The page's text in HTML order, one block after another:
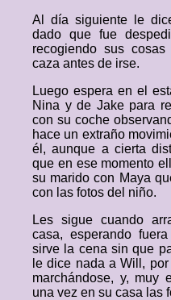
Al día siguiente le
dado que fue
recogiendo sus
caza antes de irse.
Luego espera en el
Nina y de Jake para
con su coche
hace un extraño
él, aunque a cierta
que en ese momento
su marido con Maya
con las fotos del niño.
Les sigue cuando
casa, esperando
sirve la cena sin que
le dice nada a Will,
marchándose, y, muy
una vez en su casa las